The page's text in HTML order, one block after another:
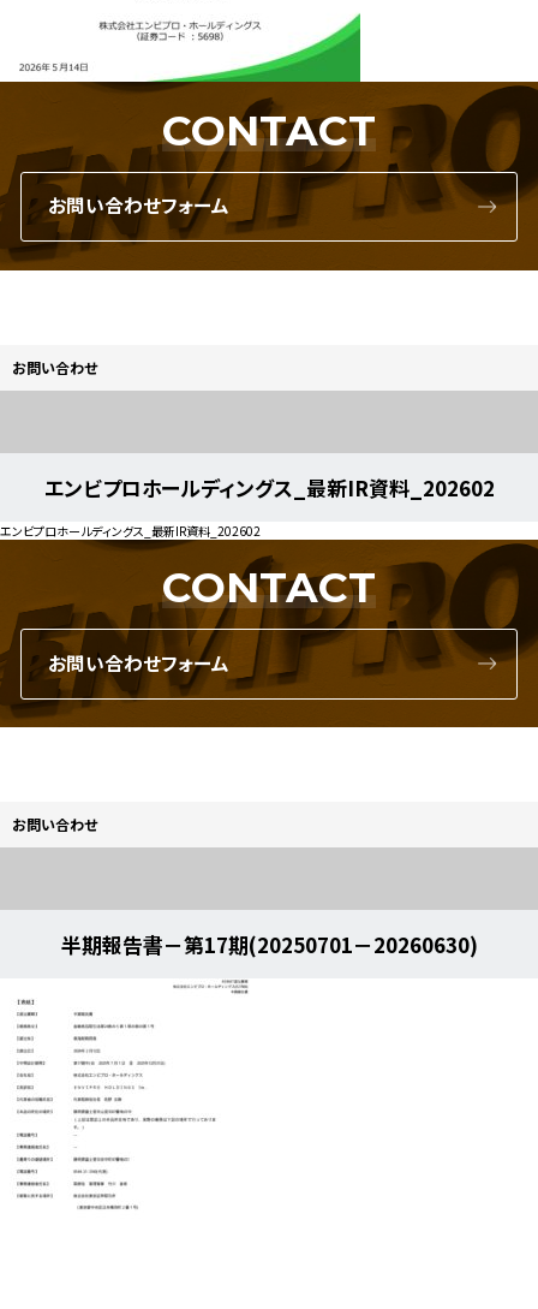
CONTACT
お問い合わせフォーム
お問い合わせ
エンビプロホールディングス_最新IR資料_202602
エンビプロホールディングス_最新IR資料_202602
CONTACT
お問い合わせフォーム
お問い合わせ
半期報告書－第17期(20250701－20260630)